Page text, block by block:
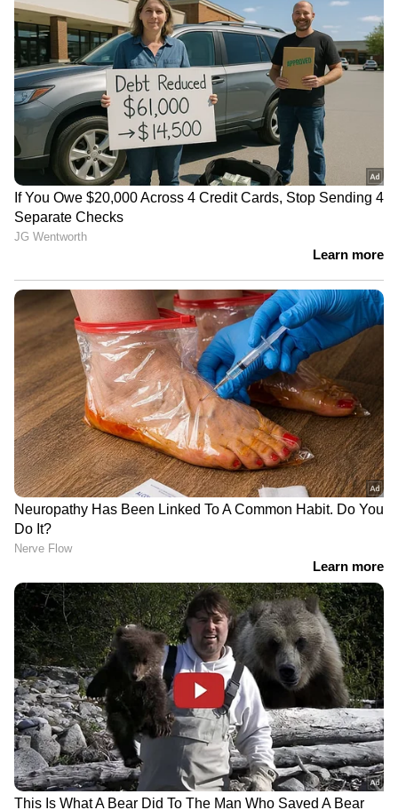
ഇന്ത്യൻ കൗൺസിൽ ഫോർ ചൈൽഡ്
വെൽഫെയറിൽ അപേക്ഷ ലഭിക്കേണ്ട
അവസാന തീയതി ഒക്‌ടോബർ 15 ആണ്.
അതിനാൽ അവാർഡിന് വേണ്ടിയുള്ള
അപേക്ഷകൾ സെപ്റ്റംബർ 15നു മുമ്പ്
സംസ്ഥാന ശിശുക്ഷേമ സമിതിയിൽ ലഭിക്കണം.
സംസ്ഥാന ശിശുക്ഷേമ സമിതിയായിരിക്കും
ദേശീയ അവാർഡിന് ശുപാർശ ചെയ്യുക.
അപേക്ഷ അയയ്ക്കുന്ന കവറിന് മുകളിൽ
National Bravery Award for Children-2022 എന്ന്
രേഖപ്പെടുത്തിയിരിക്കണം. കൂടുതൽ
9447125124 എന്നീ നമ്പരുകളിൽ
ബന്ധപ്പെടേണ്ടതാണ്.
അധ്യക്ഷന്‍ | Amit Shah